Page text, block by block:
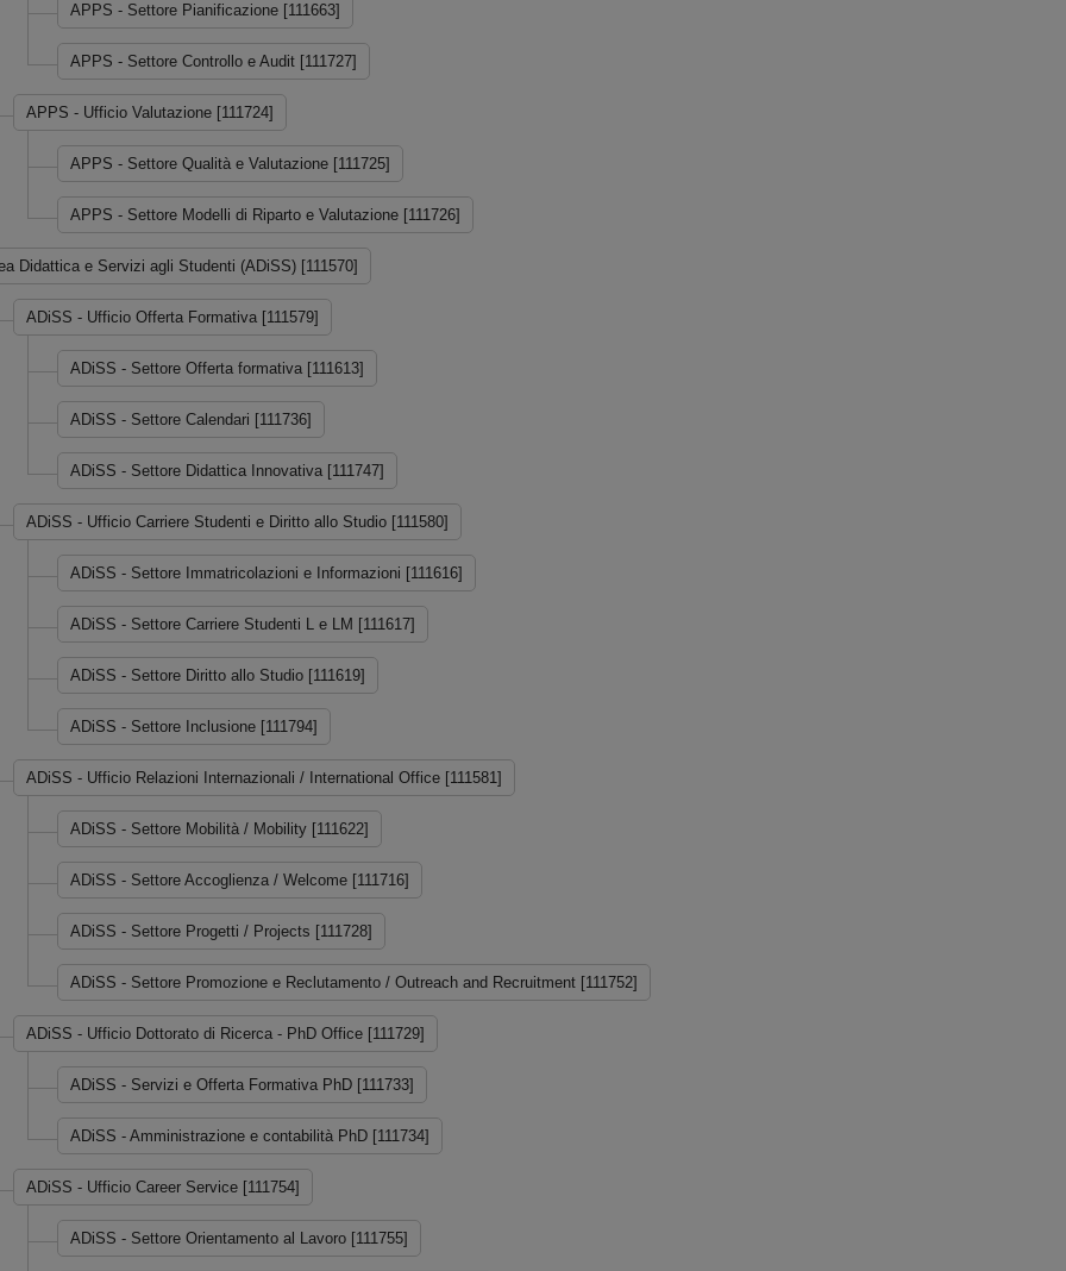
APPS - Settore Pianificazione [111663]
APPS - Settore Controllo e Audit [111727]
APPS - Ufficio Valutazione [111724]
APPS - Settore Qualità e Valutazione [111725]
APPS - Settore Modelli di Riparto e Valutazione [111726]
Didattica e Servizi agli Studenti (ADiSS) [111570]
ADiSS - Ufficio Offerta Formativa [111579]
ADiSS - Settore Offerta formativa [111613]
ADiSS - Settore Calendari [111736]
ADiSS - Settore Didattica Innovativa [111747]
ADiSS - Ufficio Carriere Studenti e Diritto allo Studio [111580]
ADiSS - Settore Immatricolazioni e Informazioni [111616]
ADiSS - Settore Carriere Studenti L e LM [111617]
ADiSS - Settore Diritto allo Studio [111619]
ADiSS - Settore Inclusione [111794]
ADiSS - Ufficio Relazioni Internazionali / International Office [111581]
ADiSS - Settore Mobilità / Mobility [111622]
ADiSS - Settore Accoglienza / Welcome [111716]
ADiSS - Settore Progetti / Projects [111728]
ADiSS - Settore Promozione e Reclutamento / Outreach and Recruitment [111752]
ADiSS - Ufficio Dottorato di Ricerca - PhD Office [111729]
ADiSS - Servizi e Offerta Formativa PhD [111733]
ADiSS - Amministrazione e contabilità PhD [111734]
ADiSS - Ufficio Career Service [111754]
ADiSS - Settore Orientamento al Lavoro [111755]